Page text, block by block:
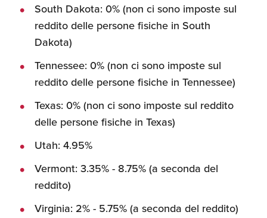
South Dakota: 0% (non ci sono imposte sul
reddito delle persone fisiche in South
Dakota)
Tennessee: 0% (non ci sono imposte sul
reddito delle persone fisiche in Tennessee)
Texas: 0% (non ci sono imposte sul reddito
delle persone fisiche in Texas)
Utah: 4.95%
Vermont: 3.35% - 8.75% (a seconda del
reddito)
Virginia: 2% - 5.75% (a seconda del reddito)